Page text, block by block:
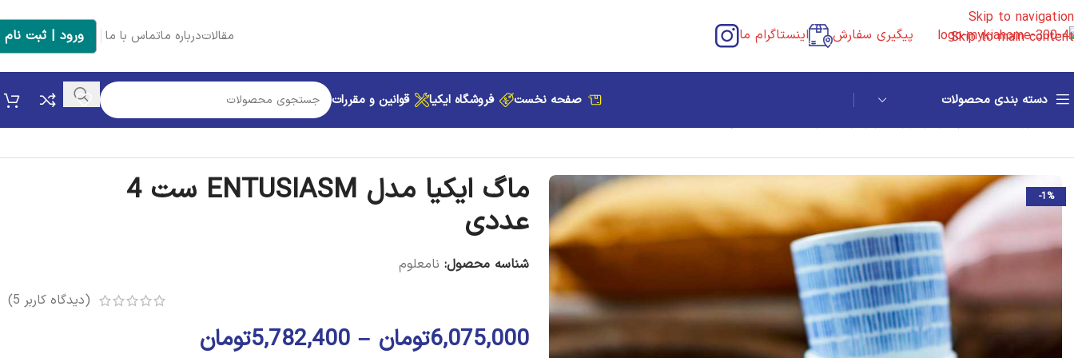
Skip to navigation
Skip to main content
پیگیری سفارش اینستاگرام ما مقالاتدرباره ماتماس با ما ورود | ثبت نام
دسته بندی محصولات صفحه نخست فروشگاه ایکیا قوانین و مقررات
-1% ماگ ایکیا مدل ENTUSIASM یک ماگ خوش رنگو خوش طرح از شرکت ایکیا است. بخاطر الگوهای
جذاب کنار شام داخل این ماگها، خیلی می‌چسبد.
یک ست از این ماگ ایکیا مدل ENTUSIASM را در منزل یا محل کار خود داشته باشید.
اگر قصد دارید لوازم خانه و وسایل شخصی خود را کامل کنید، می‌توانید تمامی محصولات برند ایکیا
ماگ ایکیا مدل ENTUSIASM ست 4
عددی
شناسه محصول: نامعلوم
(دیدگاه کاربر 5
)
6,075,000تومان –
5,782,400تومان